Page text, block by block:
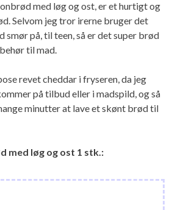
med løg og ost, er et hurtigt og
Selvom jeg tror irerne bruger det
smør på, til teen, så er det super brød
til mad.
revet cheddar i fryseren, da jeg
på tilbud eller i madspild, og så
minutter at lave et skønt brød til
med løg og ost 1 stk.: